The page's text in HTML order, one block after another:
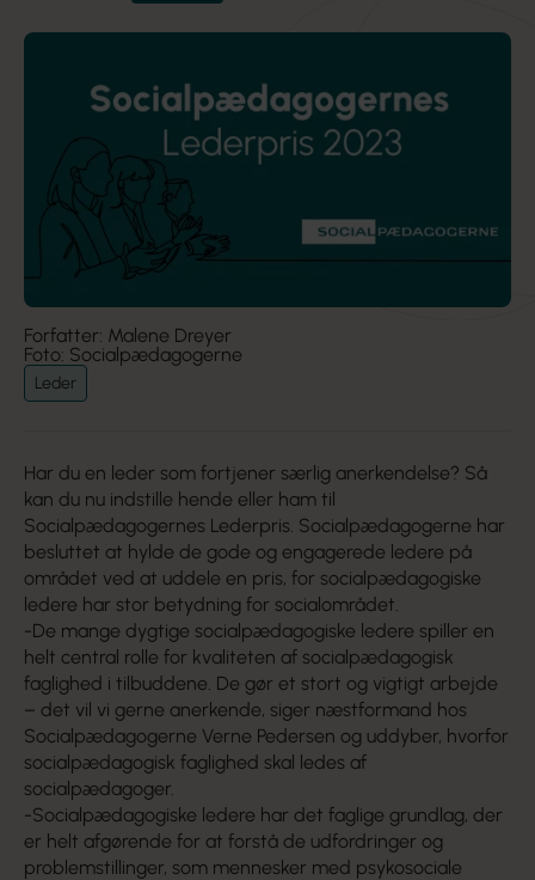
Forfatter: Malene Dreyer
Foto: Socialpædagogerne
Leder
Har du en leder som fortjener særlig anerkendelse? Så
kan du nu indstille hende eller ham til
Socialpædagogernes Lederpris. Socialpædagogerne har
besluttet at hylde de gode og engagerede ledere på
området ved at uddele en pris, for socialpædagogiske
ledere har stor betydning for socialområdet.
-De mange dygtige socialpædagogiske ledere spiller en
helt central rolle for kvaliteten af socialpædagogisk
faglighed i tilbuddene. De gør et stort og vigtigt arbejde
– det vil vi gerne anerkende, siger næstformand hos
Socialpædagogerne Verne Pedersen og uddyber, hvorfor
socialpædagogisk faglighed skal ledes af
socialpædagoger.
-Socialpædagogiske ledere har det faglige grundlag, der
er helt afgørende for at forstå de udfordringer og
problemstillinger, som mennesker med psykosociale